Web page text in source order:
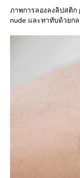
ภาพการลองลงลิปสติก
nude และทาทับด้วยก